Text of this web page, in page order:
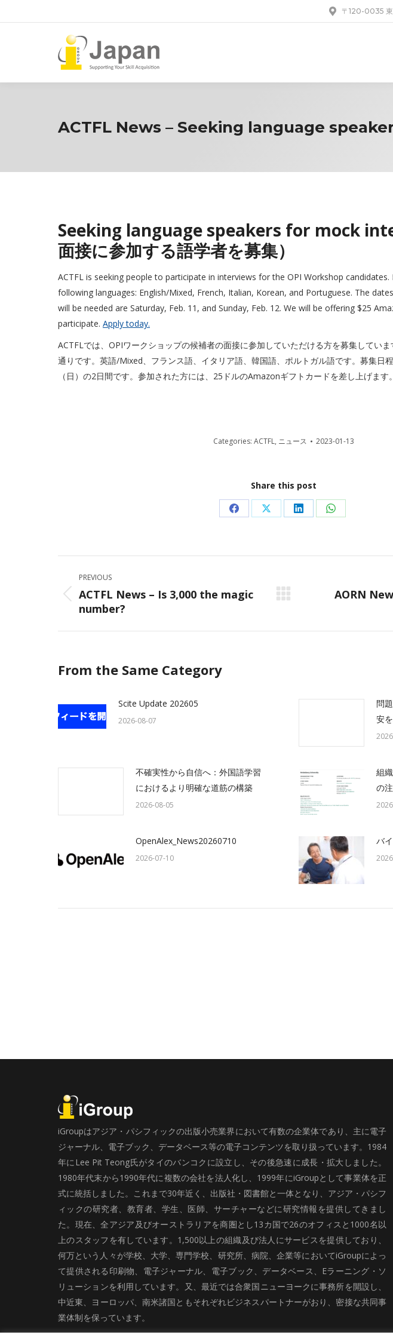
〒120-0035 東
ACTFL News – Seeking language
Seeking language speakers for mock
面接に参加する語学者を募集）
ACTFL is seeking people to participate in interviews for the OPI Workshop
following languages: English/Mixed, French, Italian, Korean, and Portuguese. The
will be needed are Saturday, Feb. 11, and Sunday, Feb. 12. We will be offering $25
participate. Apply today.
ACTFLでは、OPIワークショップの候補者の面接に参加していただける方を募集してい
通りです。英語/Mixed、フランス語、イタリア語、韓国語、ポルトガル語です。募集日
（日）の2日間です。参加された方には、25ドルのAmazonギフトカードを差し上げます。
Categories: ACTFL, ニュース 2023-01-13
Share this post
Share
Facebook
Share
X
Share
LinkedIn
Share
WhatsApp
navigation
PREVIOUS
Previous
post:
ACTFL News – Is 3,000 the magic
number?
AORN
From the Same Category
Scite Update 202605
2026-08-07
問
安
不確実性から自信へ：外国語学習
におけるより明確な道筋の構築
2026-08-05
組
の
OpenAlex_News20260710
2026-07-10
バ
iGroupはアジア・パシフィックの出版小売業界において有数の企業体であり、主に電子
ジャーナル、電子ブック、データベース等の電子コンテンツを取り扱っています。1984
年にLee Pit Teong氏がタイのバンコクに設立し、その後急速に成長・拡大しました。
1980年代末から1990年代に複数の会社を法人化し、1999年にiGroupとして事業体を正
式に統括しました。これまで30年近く、出版社・図書館と一体となり、アジア・パシフ
ィックの研究者、教育者、学生、医師、サーチャーなどに研究情報を提供してきまし
た。現在、全アジア及びオーストラリアを商圏とし13カ国で26のオフィスと1000名以
上のスタッフを有しています。1,500以上の組織及び法人にサービスを提供しており、
何万という人々が学校、大学、専門学校、研究所、病院、企業等においてiGroupによっ
て提供される印刷物、電子ジャーナル、電子ブック、データベース、Eラーニング・ソ
リューションを利用しています。又、最近では合衆国ニューヨークに事務所を開設し、
中近東、ヨーロッパ、南米諸国ともそれぞれビジネスパートナーがおり、密接な共同事
業体制を保っています。